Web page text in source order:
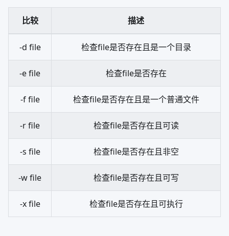
比较 描述
-d file 检查file是否存在且是一个目录
-e file 检查file是否存在
-f file 检查file是否存在且是一个普通文件
-r file 检查file是否存在且可读
-s file 检查file是否存在且非空
-w file 检查file是否存在且可写
-x file 检查file是否存在且可执行